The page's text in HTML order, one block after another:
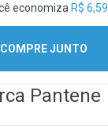
economiza R$ 6,59
COMPRE JUNTO
Pantene